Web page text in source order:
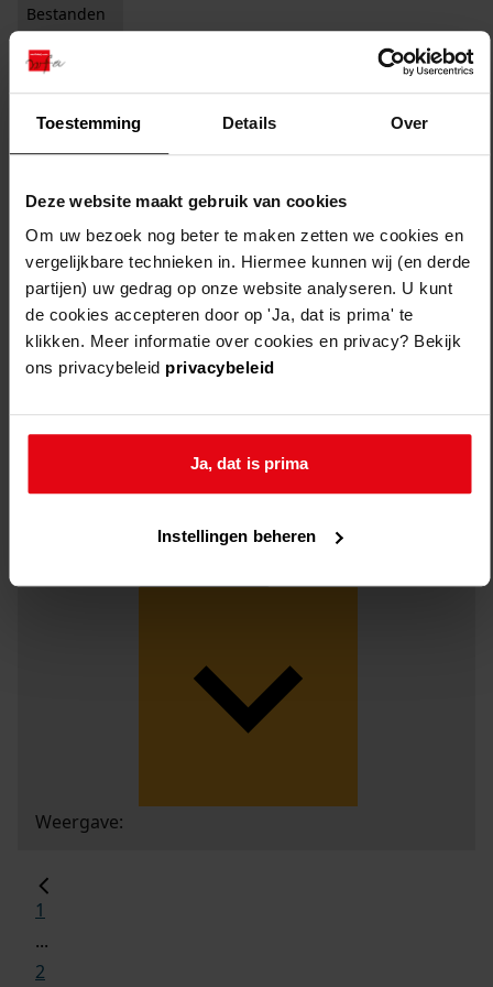
Toestemming Details Over
Deze website maakt gebruik van cookies
Om uw bezoek nog beter te maken zetten we cookies en
vergelijkbare technieken in. Hiermee kunnen wij (en derde
partijen) uw gedrag op onze website analyseren. U kunt
de cookies accepteren door op 'Ja, dat is prima' te
klikken. Meer informatie over cookies en privacy? Bekijk
ons privacybeleid privacybeleid
Ja, dat is prima
Instellingen beheren
Bestanden
Auteursrechtelijk beschermd
Vervaardiger
Zichtbaar studiezaal
1resultaten
sorteren op:
Weergave:
1
...
2